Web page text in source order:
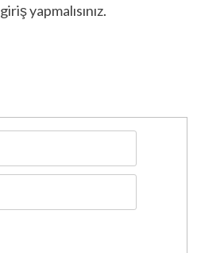
giriş yapmalısınız.